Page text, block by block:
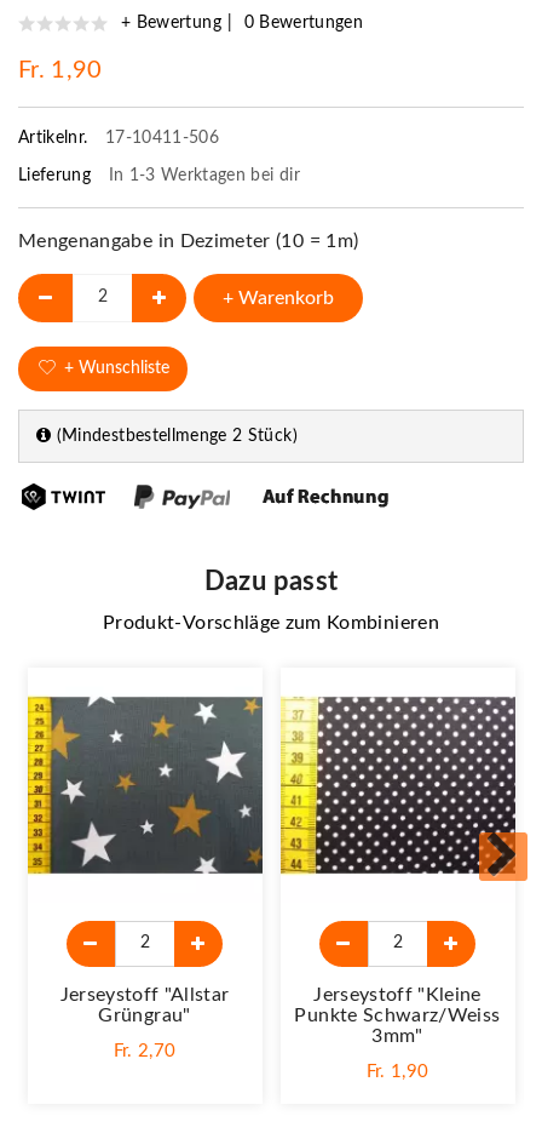
+ Bewertung 0 Bewertungen
Fr. 1,90
Artikelnr. 17-10411-506
Lieferung In 1-3 Werktagen bei dir
Mengenangabe in Dezimeter (10 = 1m)
+ Warenkorb
+ Wunschliste
(Mindestbestellmenge 2 Stück)
Dazu passt
Produkt-Vorschläge zum Kombinieren
Jerseystoff "Allstar
Grüngrau"
Fr. 2,70
Jerseystoff "Kleine
Punkte Schwarz/weiss
3mm"
Fr. 1,90